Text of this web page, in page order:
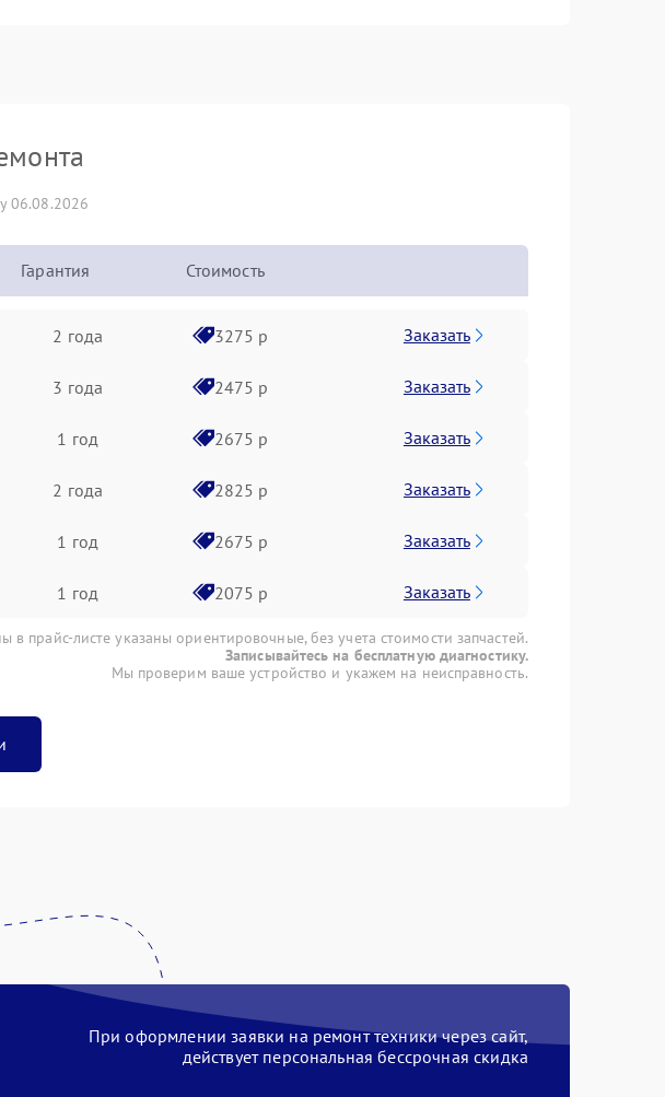
06.08.2026
Гарантия Стоимость
2 года 3275 р Заказать
3 года 2475 р Заказать
1 год 2675 р Заказать
2 года 2825 р Заказать
1 год 2675 р Заказать
1 год 2075 р Заказать
в прайс-листе указаны ориентировочные, без учета стоимости запчастей.
Записывайтесь на бесплатную диагностику.
Мы проверим ваше устройство и укажем на неисправность.
При оформлении заявки на ремонт техники через сайт,
действует персональная бессрочная скидка